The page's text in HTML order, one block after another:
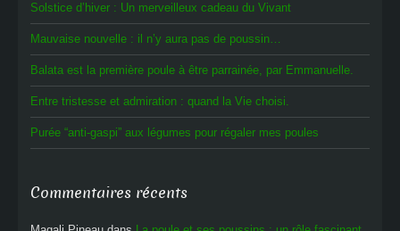
Solstice d’hiver : Un merveilleux cadeau du Vivant
Mauvaise nouvelle : il n’y aura pas de poussin…
Balata est la première poule à être parrainée, par Emmanuelle.
Entre tristesse et admiration : quand la Vie choisi.
Purée “anti-gaspi” aux légumes pour régaler mes poules
Commentaires récents